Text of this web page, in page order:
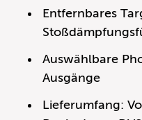
Entfernbares
Auswählbare
Ausgänge
Lieferumfang: